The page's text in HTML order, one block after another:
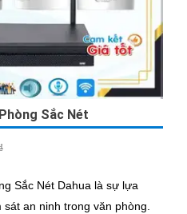
Sắc Nét
Sắc Nét Dahua là sự lựa
an ninh trong văn phòng.